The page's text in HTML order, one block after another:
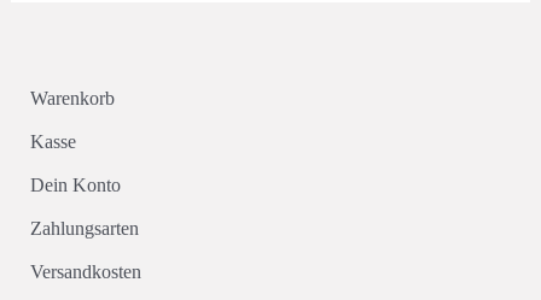
Warenkorb
Kasse
Dein Konto
Zahlungsarten
Versandkosten